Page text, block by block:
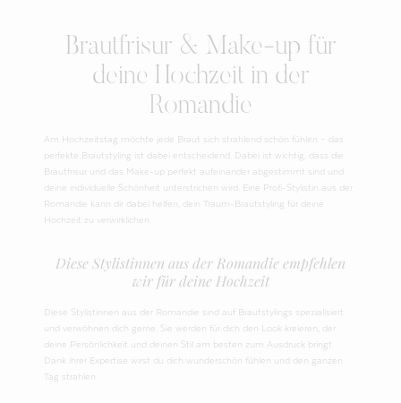
Brautfrisur & Make-up für
deine Hochzeit in der
Romandie
Am Hochzeitstag möchte jede Braut sich strahlend schön fühlen – das
perfekte Brautstyling ist dabei entscheidend. Dabei ist wichtig, dass die
Brautfrisur und das Make-up perfekt aufeinander abgestimmt sind und
deine individuelle Schönheit unterstrichen wird. Eine Profi-Stylistin aus der
Romandie kann dir dabei helfen, dein Traum-Brautstyling für deine
Hochzeit zu verwirklichen.
Diese Stylistinnen aus der Romandie empfehlen
wir für deine Hochzeit
Diese Stylistinnen aus der Romandie sind auf Brautstylings spezialisiert
und verwöhnen dich gerne. Sie werden für dich den Look kreieren, der
deine Persönlichkeit und deinen Stil am besten zum Ausdruck bringt.
Dank ihrer Expertise wirst du dich wunderschön fühlen und den ganzen
Tag strahlen.